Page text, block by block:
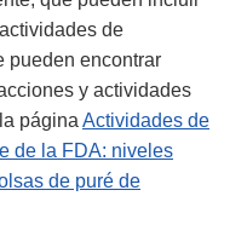
de
pueden encontrar
y actividades
página Actividades de
de la FDA: niveles
de puré de